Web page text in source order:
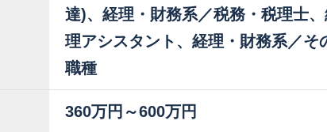
達)、経理・財務系／税務・税理士
理アシスタント、経理・財務系／そ
職種
360万円～600万円